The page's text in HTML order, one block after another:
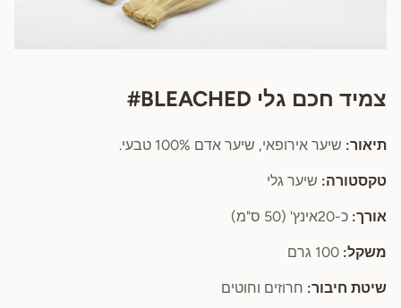
צמיד חכם גלי BLEACHED#
תיאור: שיער אירופאי, שיער אדם 100% טבעי.
טקסטורה: שיער גלי
אורך: כ-20אינץ' (50 ס"מ)
משקל: 100 גרם
שיטת חיבור: חרוזים וחוטים